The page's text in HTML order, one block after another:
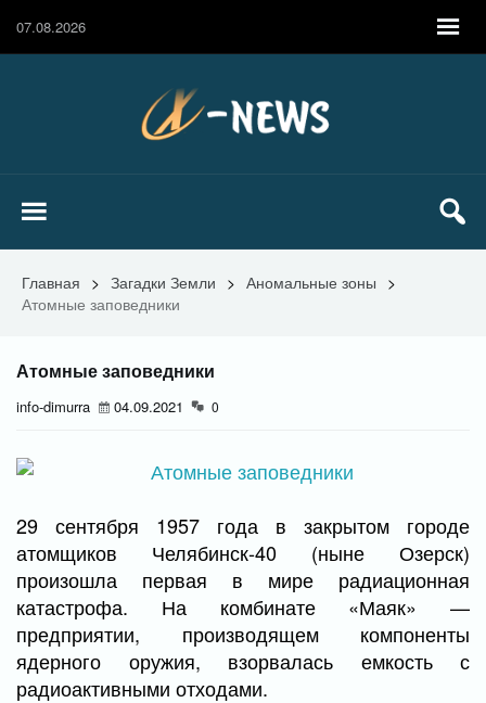
07.08.2026
Главная > Загадки Земли > Аномальные зоны >
Атомные заповедники
Атомные заповедники
info-dimurra 04.09.2021 0
29 сентября 1957 года в закрытом городе
атомщиков Челябинск-40 (ныне Озерск)
произошла первая в мире радиационная
катастрофа. На комбинате «Маяк» —
предприятии, производящем компоненты
ядерного оружия, взорвалась емкость с
радиоактивными отходами.